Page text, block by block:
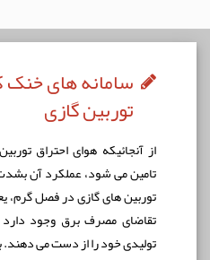
سامانه های
توربین گازی
از آنجائيكه هوای احتراق
تامين می شود، عملكرد آن
توربين های گازی در فصل گرم،
تقاضای مصرف برق وجود
توليدی خود را از دست می دهند.